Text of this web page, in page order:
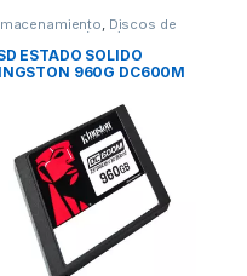
, Discos de
Solido (SSD)
ESTADO SOLIDO
960G DC600M